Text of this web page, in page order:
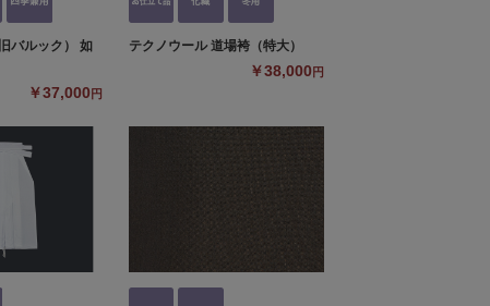
バルック） 如
￥37,000 円
テクノウール 道場袴（特大）
￥38,000 円